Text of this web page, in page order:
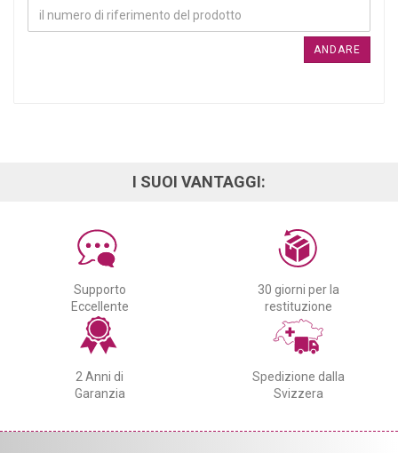
ANDARE
I SUOI VANTAGGI:
Supporto
Eccellente
30 giorni per la
restituzione
2 Anni di
Garanzia
Spedizione dalla
Svizzera